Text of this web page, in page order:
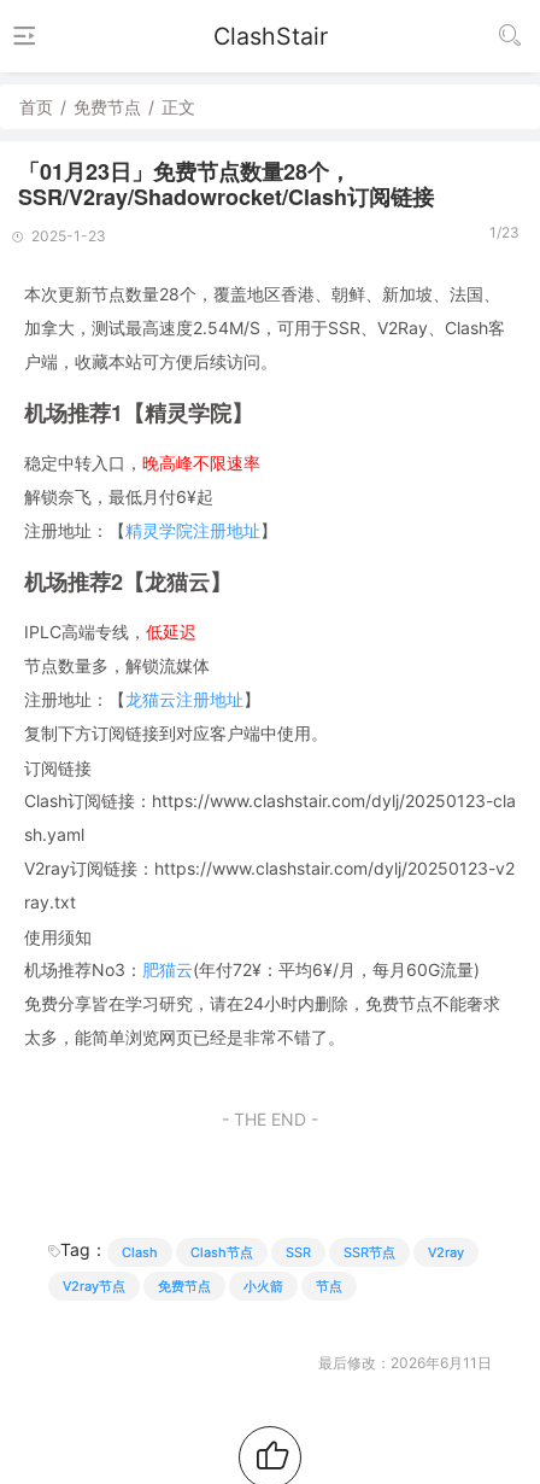
ClashStair
首页 / 免费节点 / 正文
「01月23日」免费节点数量28个，
SSR/V2ray/Shadowrocket/Clash订阅链接
2025-1-23 1/23
本次更新节点数量28个，覆盖地区香港、朝鲜、新加坡、法国、
加拿大，测试最高速度2.54M/S，可用于SSR、V2Ray、Clash客
户端，收藏本站可方便后续访问。
机场推荐1【精灵学院】
稳定中转入口， 晚高峰不限速率
解锁奈飞，最低月付6¥起
注册地址：【精灵学院注册地址】
机场推荐2【龙猫云】
IPLC高端专线， 低延迟
节点数量多，解锁流媒体
注册地址：【龙猫云注册地址】
复制下方订阅链接到对应客户端中使用。
订阅链接
Clash订阅链接：https://www.clashstair.com/dylj/20250123-cla
sh.yaml
V2ray订阅链接：https://www.clashstair.com/dylj/20250123-v2
ray.txt
使用须知
机场推荐No3： 肥猫云(年付72¥：平均6¥/月，每月60G流量)
免费分享皆在学习研究，请在24小时内删除，免费节点不能奢求
太多，能简单浏览网页已经是非常不错了。
- THE END -
Tag： Clash Clash节点 SSR SSR节点
V2ray
V2ray节点
免费节点 小火箭 节点
最后修改：2026年6月11日